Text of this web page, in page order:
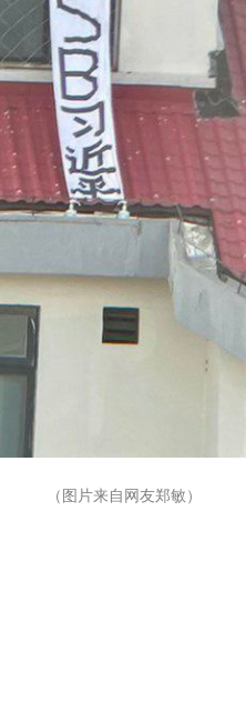
（图片来自网友郑敏）